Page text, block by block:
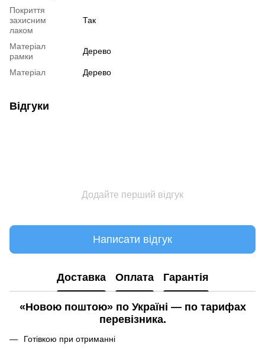
Покриття
захисним
лаком
Так
Матеріал
рамки
Дерево
Матеріал Дерево
Відгуки
Додайте перший відгук
Написати відгук
Доставка Оплата Гарантія
«Новою поштою» по Україні — по тарифах
перевізника.
Готівкою при отриманні